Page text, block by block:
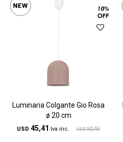
Luminaria Colgante Gio Rosa
ø 20 cm
USD 45,41 USD 50,46